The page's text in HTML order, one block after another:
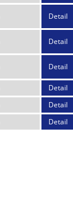
Detail
Detail
Detail
Detail
Detail
Detail